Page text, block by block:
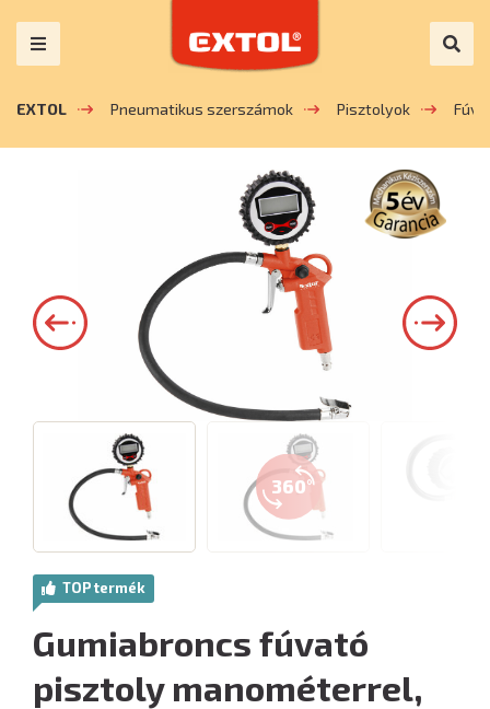
EXTOL Pneumatikus szerszámok Pisztolyok
360°
TOP termék
Gumiabroncs fúvató
pisztoly manométerrel,